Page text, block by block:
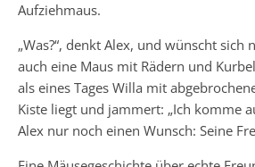
Aufziehmaus.
„Was?“, denkt Alex, und wünscht sich
auch eine Maus mit Rädern und
als eines Tages Willa mit
Kiste liegt und jammert: „Ich komme
Alex nur noch einen Wunsch: Seine